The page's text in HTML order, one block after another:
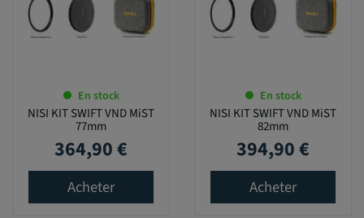
En stock
NISI KIT SWIFT VND MiST
77mm
Prix
364,90 €
Acheter
En stock
NISI KIT SWIFT VND MiST
82mm
Prix
394,90 €
Acheter